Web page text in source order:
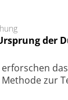
der
zur